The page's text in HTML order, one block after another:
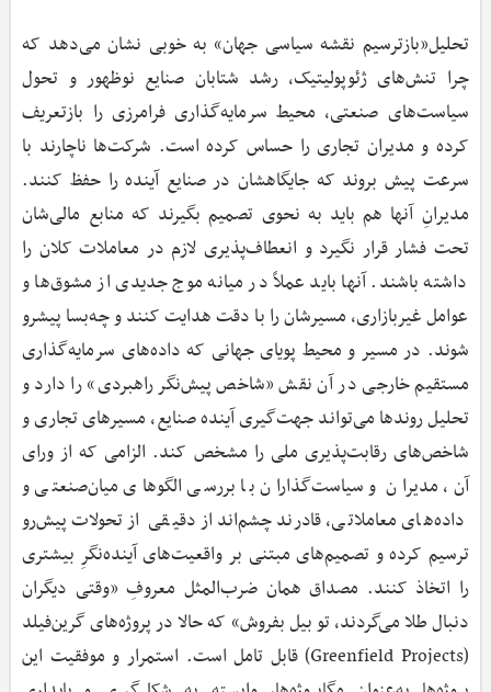
تحلیل«بازترسیم نقشه سیاسی جهان» به خوبی نشان می‌دهد که
چرا تنش‌های ژئوپولیتیک، رشد شتابان صنایع نوظهور و تحول
سیاست‌های صنعتی، محیط سرمایه‌گذاری فرامرزی را بازتعریف
کرده و مدیران تجاری را حساس کرده است. شرکت‌ها ناچارند با
سرعت پیش بروند که جایگاهشان در صنایع آینده را حفظ کنند.
مدیرانِ آنها هم باید به نحوی تصمیم بگیرند که منابع مالی‌شان
تحت فشار قرار نگیرد و انعطاف‌پذیری لازم در معاملات کلان را
داشته باشند. آنها باید عملاً در میانه موج جدیدی از مشوق‌ها و
عوامل غیربازاری، مسیرشان را با دقت هدایت کنند و چه‌بسا پیشرو
شوند. در مسیر و محیط پویای جهانی که داده‌های سرمایه‌گذاری
مستقیم خارجی در آن نقش «شاخص پیش‌نگر راهبردی» را دارد و
تحلیل روندها می‌تواند جهت‌گیری آینده صنایع، مسیرهای تجاری و
شاخص‌های رقابت‌پذیری ملی را مشخص کند. الزامی که از ورای
آن، مدیران و سیاست‌گذاران با بررسی الگوهای میان‌صنعتی و
داده‌های معاملاتی، قادرند چشم‌انداز دقیقی از تحولات پیش‌رو
ترسیم کرده و تصمیم‌های مبتنی بر واقعیت‌های آینده‌نگرِ بیشتری
را اتخاذ کنند. مصداق همان ضرب‌المثل معروفِ «وقتی دیگران
دنبال طلا می‌گردند، تو بیل بفروش» که حالا در پروژه‌های گرین‌فیلد
(Greenfield Projects) قابل تامل است. استمرار و موفقیت این